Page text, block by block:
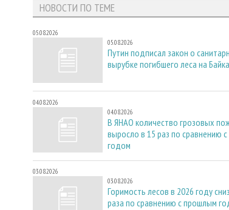
НОВОСТИ ПО ТЕМЕ
05.08.2026
05.08.2026
Путин подписал закон о
вырубке погибшего леса на
04.08.2026
04.08.2026
В ЯНАО количество грозовых
выросло в 15 раз по сравнению
годом
03.08.2026
03.08.2026
Горимость лесов в 2026 году
раза по сравнению с прошлым